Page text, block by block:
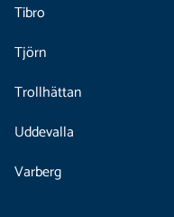
Tibro
Tjörn
Trollhättan
Uddevalla
Varberg